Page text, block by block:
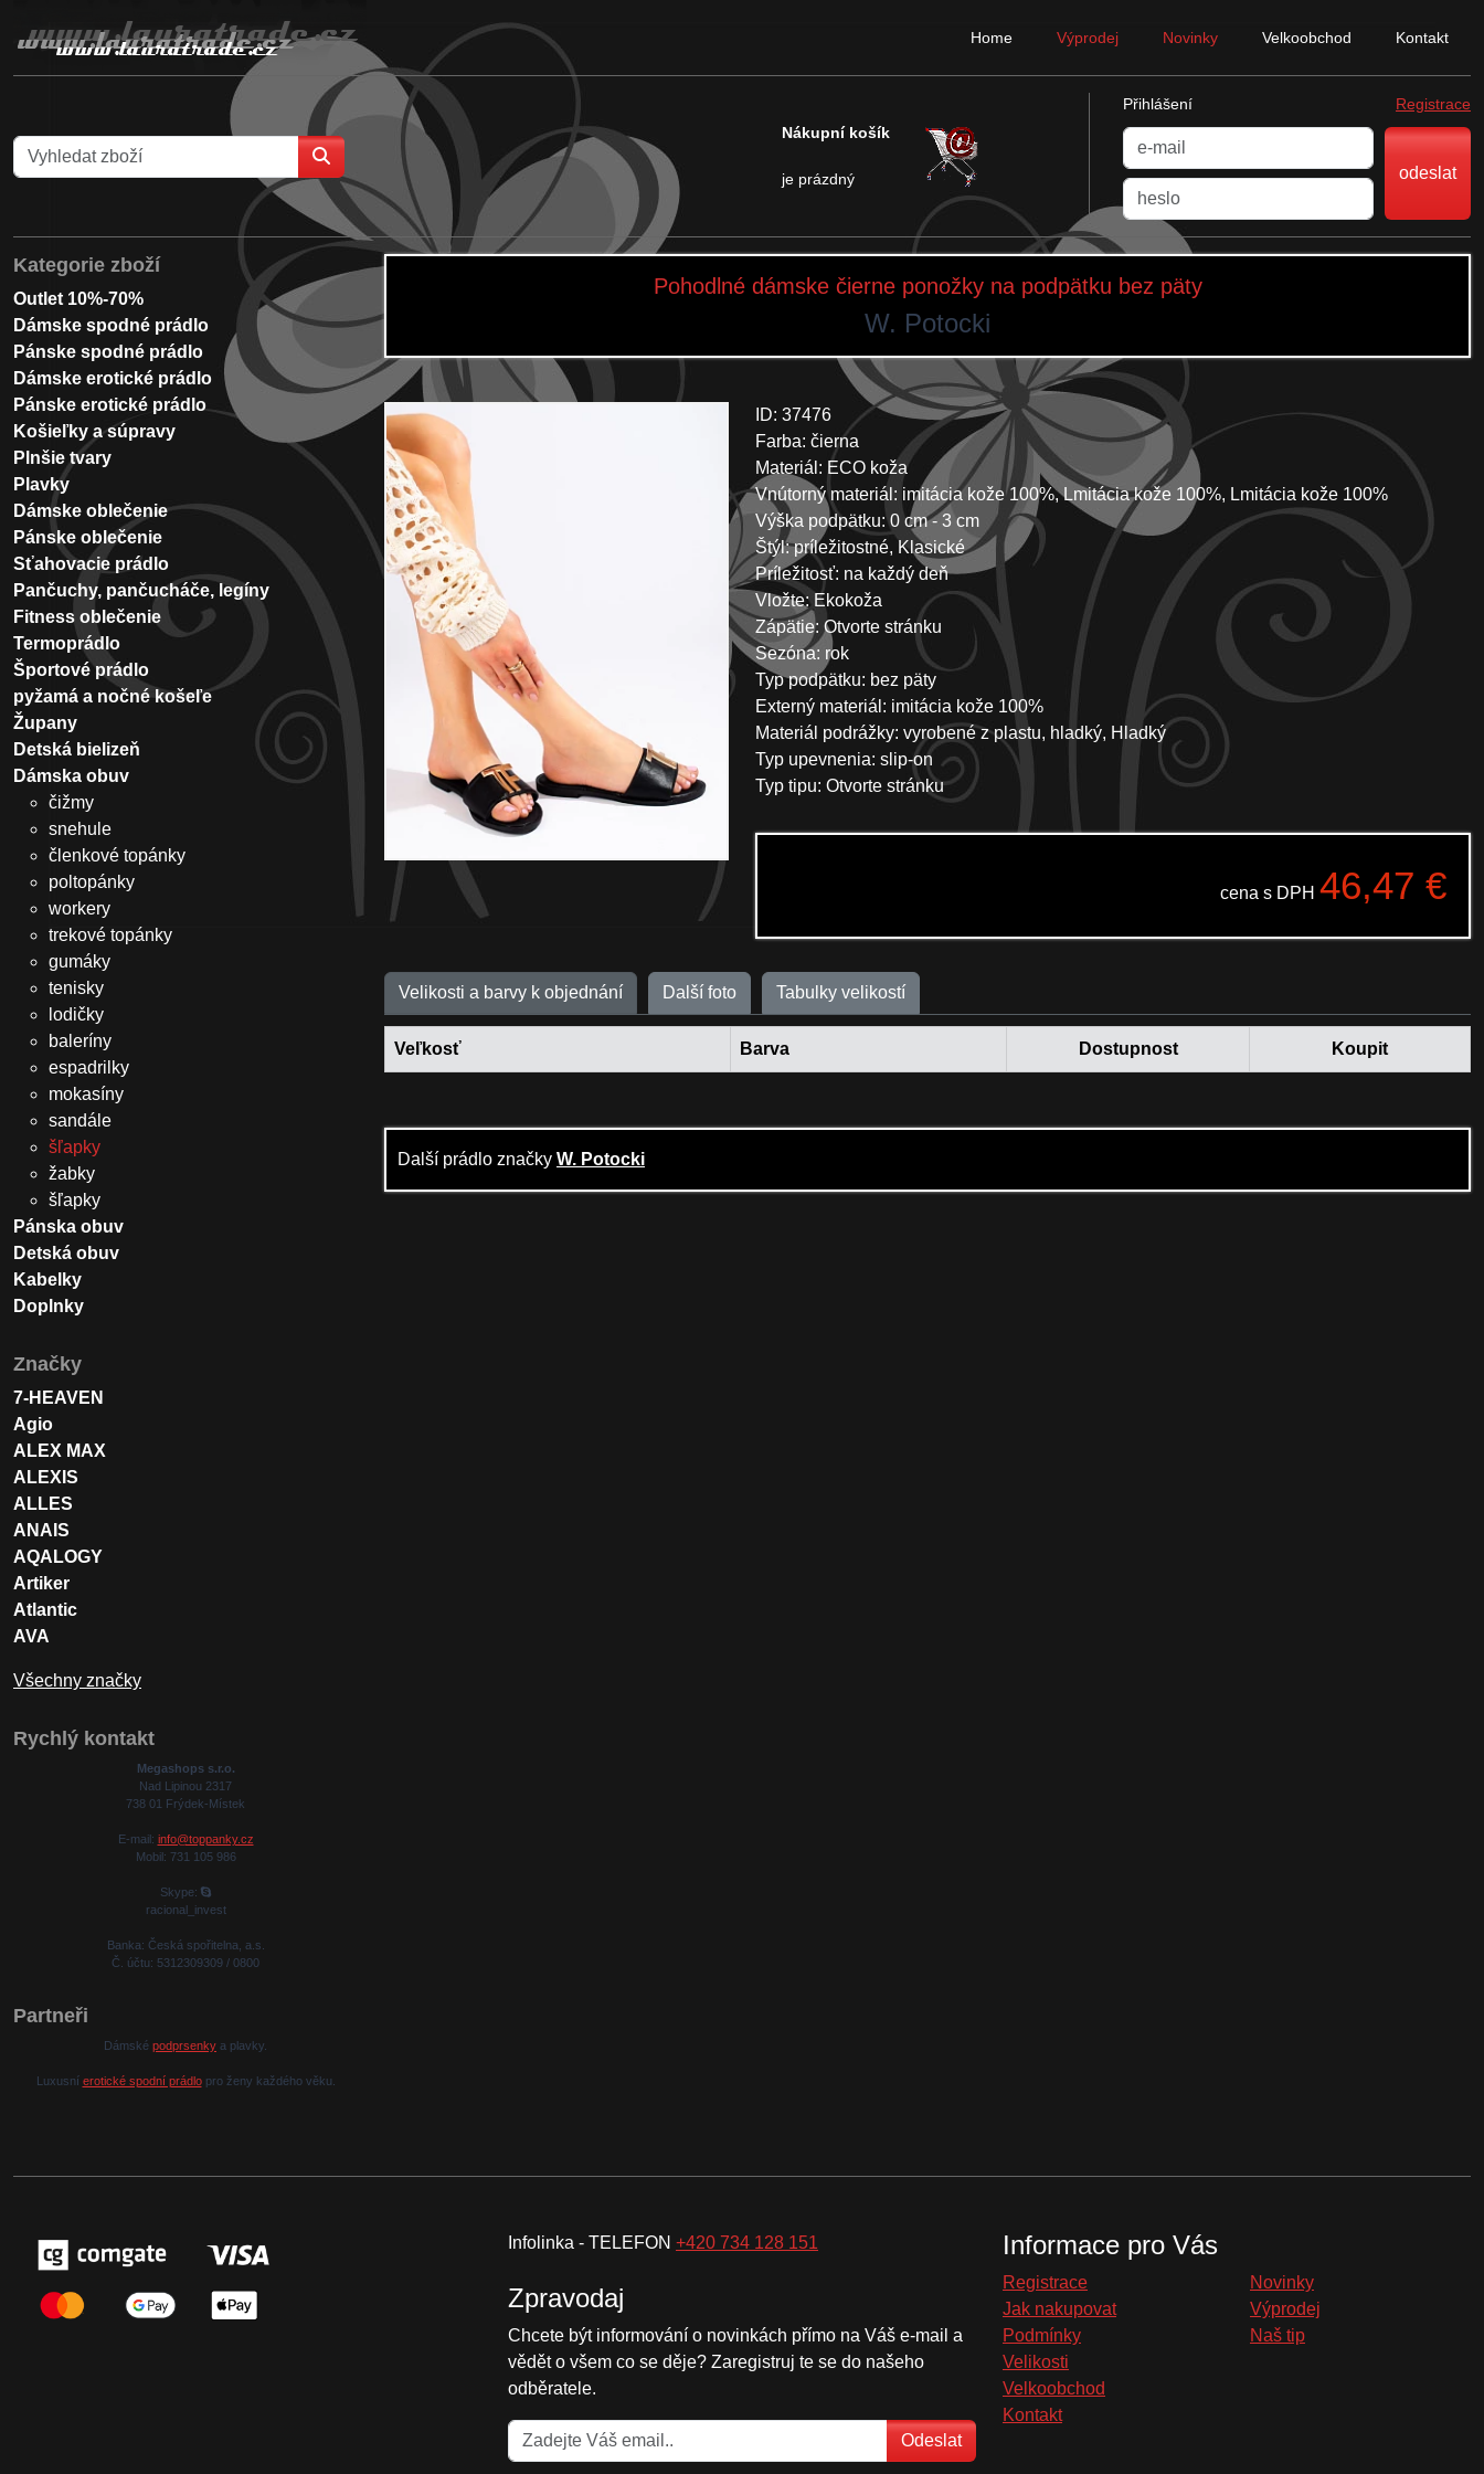
Home Výprodej Novinky Velkoobchod Kontakt
Nákupní košík
je prázdný
Přihlášení Registrace
odeslat
Pohodlné dámske čierne ponožky na podpätku bez päty
W. Potocki
ID: 37476
Farba: čierna
Materiál: ECO koža
Vnútorný materiál: imitácia kože 100%, Lmitácia kože 100%, Lmitácia kože 100%
Výška podpätku: 0 cm - 3 cm
Štýl: príležitostné, Klasické
Príležitosť: na každý deň
Vložte: Ekokoža
Zápätie: Otvorte stránku
Sezóna: rok
Typ podpätku: bez päty
Externý materiál: imitácia kože 100%
Materiál podrážky: vyrobené z plastu, hladký, Hladký
Typ upevnenia: slip-on
Typ tipu: Otvorte stránku
cena s DPH 46,47 €
Velikosti a barvy k objednání Další foto Tabulky velikostí
Veľkosť Barva Dostupnost Koupit
Další prádlo značky W. Potocki
Kategorie zboží
Outlet 10%-70%
Dámske spodné prádlo
Pánske spodné prádlo
Dámske erotické prádlo
Pánske erotické prádlo
Košieľky a súpravy
Plnšie tvary
Plavky
Dámske oblečenie
Pánske oblečenie
Sťahovacie prádlo
Pančuchy, pančucháče, legíny
Fitness oblečenie
Termoprádlo
Športové prádlo
pyžamá a nočné košeľe
Župany
Detská bielizeň
Dámska obuv
čižmy
snehule
členkové topánky
poltopánky
workery
trekové topánky
gumáky
tenisky
lodičky
baleríny
espadrilky
mokasíny
sandále
šľapky
žabky
šľapky
Pánska obuv
Detská obuv
Kabelky
Doplnky
Značky
7-HEAVEN
Agio
ALEX MAX
ALEXIS
ALLES
ANAIS
AQALOGY
Artiker
Atlantic
AVA
Všechny značky
Rychlý kontakt
Megashops s.r.o.
Nad Lipinou 2317
738 01 Frýdek-Místek
E-mail: info@toppanky.cz
Mobil: 731 105 986
Skype:
racional_invest
Banka: Česká spořitelna, a.s.
Č. účtu: 5312309309 / 0800
Partneři
Dámské podprsenky a plavky.
Luxusní erotické spodní prádlopro ženy každého věku.
Infolinka - TELEFON +420 734 128 151
Zpravodaj
Chcete být informování o novinkách přímo na Váš e-mail a
vědět o všem co se děje? Zaregistruj te se do našeho
odběratele.
Odeslat
Informace pro Vás
Registrace
Jak nakupovat
Podmínky
Velikosti
Velkoobchod
Kontakt
Novinky
Výprodej
Naš tip